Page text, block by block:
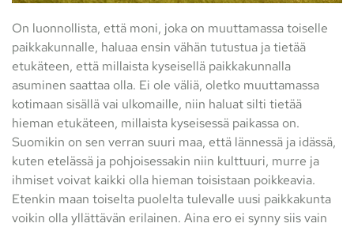
On luonnollista, että moni, joka on muuttamassa toiselle
paikkakunnalle, haluaa ensin vähän tutustua ja tietää
etukäteen, että millaista kyseisellä paikkakunnalla
asuminen saattaa olla. Ei ole väliä, oletko muuttamassa
kotimaan sisällä vai ulkomaille, niin haluat silti tietää
hieman etukäteen, millaista kyseisessä paikassa on.
Suomikin on sen verran suuri maa, että lännessä ja idässä,
kuten etelässä ja pohjoisessakin niin kulttuuri, murre ja
ihmiset voivat kaikki olla hieman toisistaan poikkeavia.
Etenkin maan toiselta puolelta tulevalle uusi paikkakunta
voikin olla yllättävän erilainen. Aina ero ei synny siis vain